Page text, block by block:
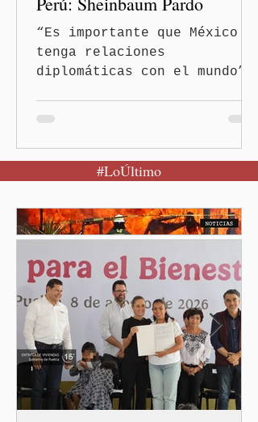
“Es importante que México
tenga relaciones
diplomáticas con el mundo”,
Sheinbaum Pardo anunció el
restablecimiento de las
entre los gobiernos de
México y Perú. “Es
la orientación política de
los gobiernos —porque hay
orientaciones políticas de
los gobiernos, llegan por
un partido, llegan por otro
— es importante que México
tenga relaciones
diplomáticas con el mu
#LoÚltimo